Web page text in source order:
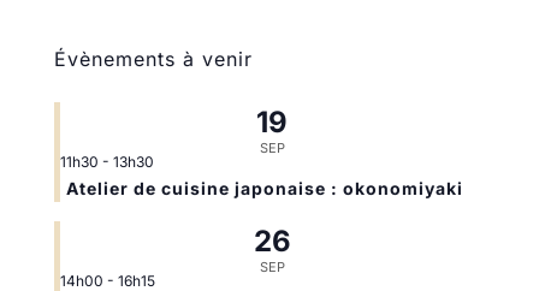
Évènements à venir
19
SEP
11h30 - 13h30
Atelier de cuisine japonaise : okonomiyaki
26
SEP
14h00 - 16h15